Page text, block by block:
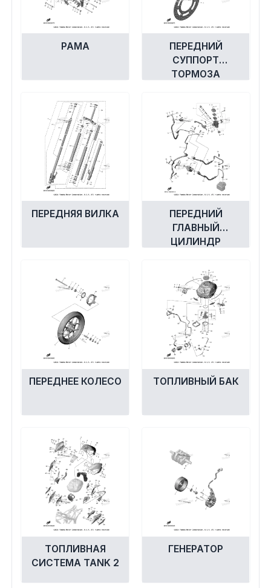
РАМА
ПЕРЕДНИЙ
СУППОРТ
ТОРМОЗА
ПЕРЕДНЯЯ ВИЛКА
ПЕРЕДНИЙ
ГЛАВНЫЙ
ЦИЛИНДР
ПЕРЕДНЕЕ КОЛЕСО ТОПЛИВНЫЙ БАК
ТОПЛИВНАЯ
СИСТЕМА TANK 2
ГЕНЕРАТОР